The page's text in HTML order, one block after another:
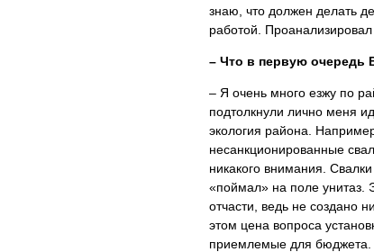
знаю, что должен делать
работой.
– Что в первую очередь
– Я очень много езжу по
подтолкнули лично меня
экология района.
несанкционированные
никакого внимания.
«поймал» на поле унитаз.
отчасти, ведь не создано
этом цена вопроса
приемлемые для бюджета.